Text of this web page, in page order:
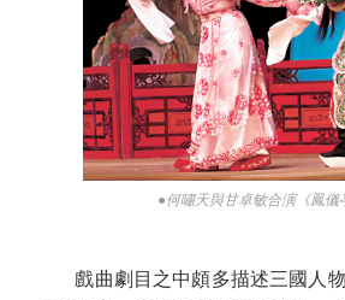
●何嘯天與甘卓敏合演《鳳儀
戲曲劇目之中頗多描述三國人物